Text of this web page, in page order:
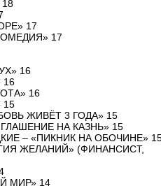
17
17
16
16
16
15
ЖИВЁТ 3 ГОДА» 15
НА КАЗНЬ» 15
– «ПИКНИК НА ОБОЧИНЕ»
ЖЕЛАНИЙ» (ФИНАНСИСТ,
МИР» 14